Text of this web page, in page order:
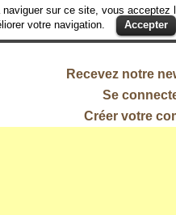
naviguer sur ce site, vous acceptez
votre navigation.
Accepter
Recevez notre
Se
Créer votre